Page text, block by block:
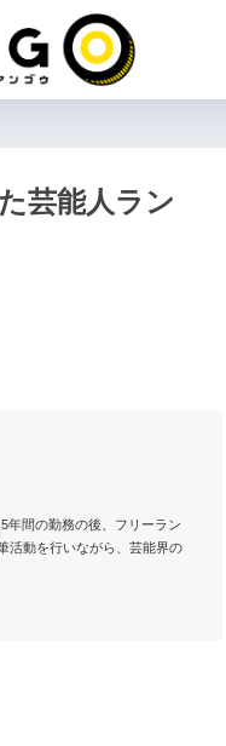
芸能人ラン
年間の勤務の後、フリーラン
活動を行いながら、芸能界の